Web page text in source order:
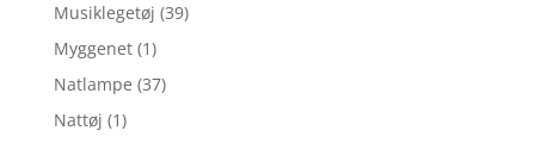
Musiklegetøj (39)
Myggenet (1)
Natlampe (37)
Nattøj (1)